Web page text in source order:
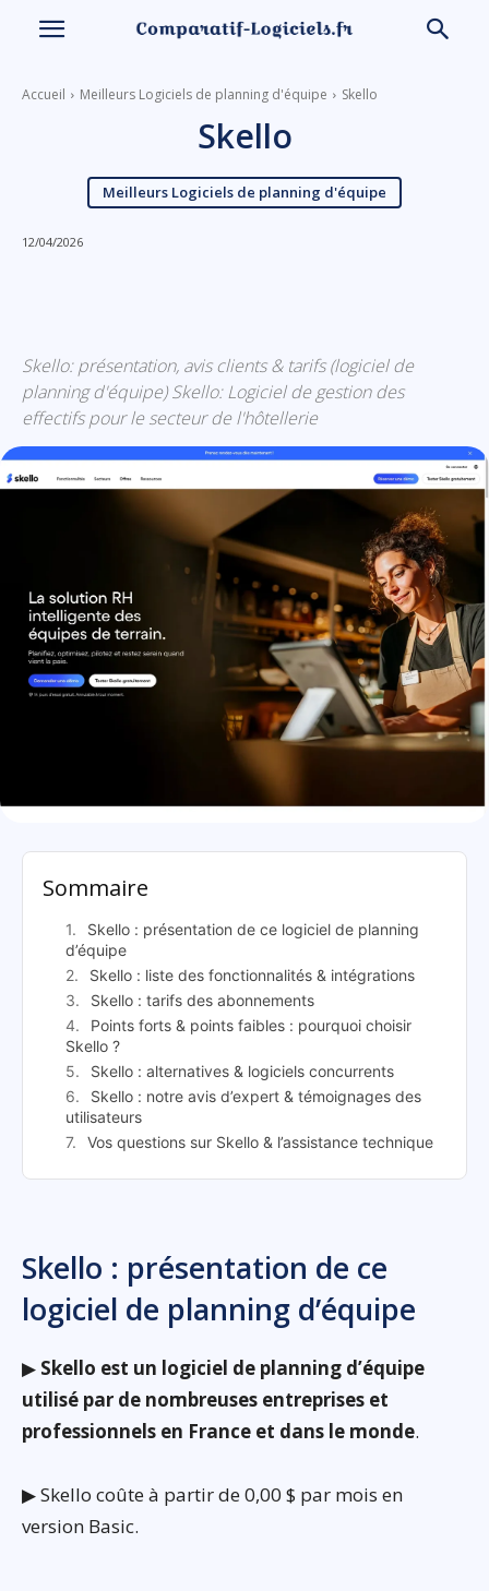
Accueil Meilleurs Logiciels de planning d'équipe Skello
Skello
Meilleurs Logiciels de planning d'équipe
12/04/2026
Skello: présentation, avis clients & tarifs (logiciel de
planning d'équipe) Skello: Logiciel de gestion des
effectifs pour le secteur de l'hôtellerie
Sommaire
Skello : présentation de ce logiciel de planning
d’équipe
Skello : liste des fonctionnalités & intégrations
Skello : tarifs des abonnements
Points forts & points faibles : pourquoi choisir
Skello ?
Skello : alternatives & logiciels concurrents
Skello : notre avis d’expert & témoignages des
utilisateurs
Vos questions sur Skello & l’assistance technique
Skello : présentation de ce
logiciel de planning d’équipe
▶ Skello est un logiciel de planning d’équipe
utilisé par de nombreuses entreprises et
professionnels en France et dans le monde.
▶ Skello coûte à partir de 0,00 $ par mois en
version Basic.